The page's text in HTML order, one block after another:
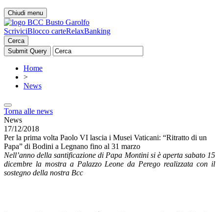
Chiudi menu
ScriviciBlocco carteRelaxBanking
Cerca
Home
>
News
Torna alle news
News
17/12/2018
Per la prima volta Paolo VI lascia i Musei Vaticani: “Ritratto di un
Papa” di Bodini a Legnano fino al 31 marzo
Nell’anno della santificazione di Papa Montini si è aperta sabato 15
dicembre la mostra a Palazzo Leone da Perego realizzata con il
sostegno della nostra Bcc